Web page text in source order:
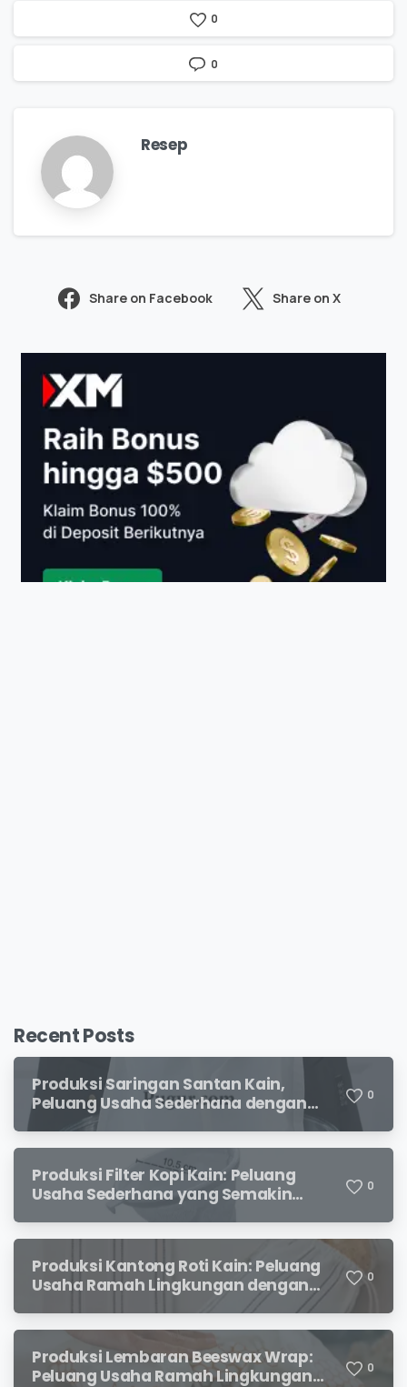
0
0
Resep
Share on Facebook Share on X
Recent Posts
Produksi Saringan Santan Kain,
Peluang Usaha Sederhana dengan
Permintaan yang Terus Meningkat
0
Produksi Filter Kopi Kain: Peluang
Usaha Sederhana yang Semakin
Diminati Pecinta Kopi
0
Produksi Kantong Roti Kain: Peluang
Usaha Ramah Lingkungan dengan
0
Produksi Lembaran Beeswax Wrap:
Peluang Usaha Ramah Lingkungan
0